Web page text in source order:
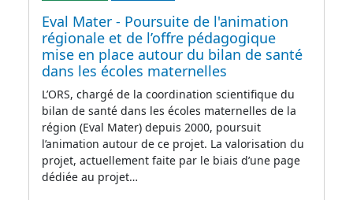
Eval Mater - Poursuite de l'animation
régionale et de l’offre pédagogique
mise en place autour du bilan de santé
dans les écoles maternelles
L’ORS, chargé de la coordination scientifique du
bilan de santé dans les écoles maternelles de la
région (Eval Mater) depuis 2000, poursuit
l’animation autour de ce projet. La valorisation du
projet, actuellement faite par le biais d’une page
dédiée au projet…